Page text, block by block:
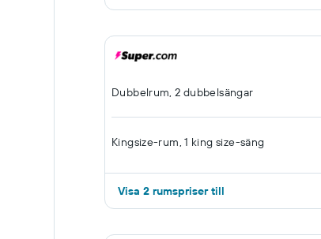
Dubbelrum, 2 dubbelsängar
Kingsize-rum, 1 king size-säng
Visa 2 rumspriser till